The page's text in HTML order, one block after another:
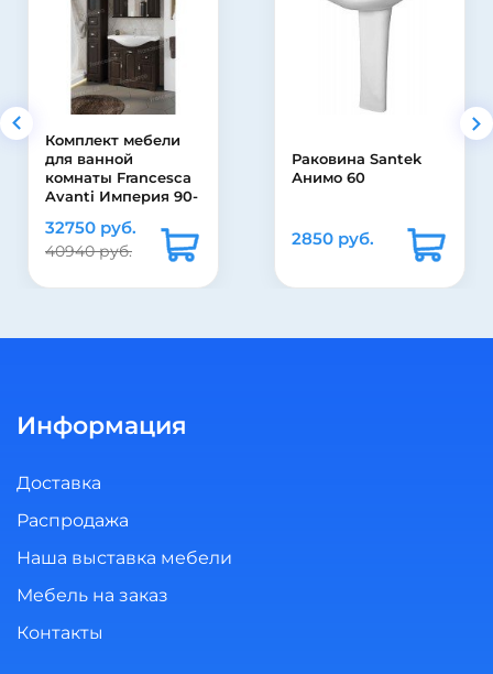
Комплект мебели
для ванной
комнаты Francesca
Avanti Империя 90-
32750 руб.
40940 руб.
Раковина Santek
Анимо 60
2850 руб.
Информация
Доставка
Распродажа
Наша выставка мебели
Мебель на заказ
Контакты